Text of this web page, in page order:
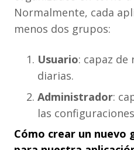
Normalmente, cada
menos dos grupos:
Usuario: capaz de
diarias.
Administrador:
las
Cómo crear un nuevo